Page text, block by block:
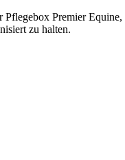
Pflegebox Premier Equine,
zu halten.